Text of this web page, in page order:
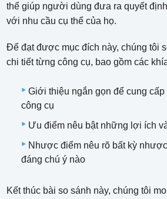
thể giúp người dùng đưa ra quyết
với nhu cầu cụ thể của họ.
Để đạt được mục đích này, chúng tôi
chi tiết từng công cụ, bao gồm các
Giới thiệu ngắn gọn để cung
công cụ
Ưu điểm nêu bật những lợi ích
Nhược điểm nêu rõ bất kỳ
đáng chú ý nào
Kết thúc bài so sánh này, chúng tôi